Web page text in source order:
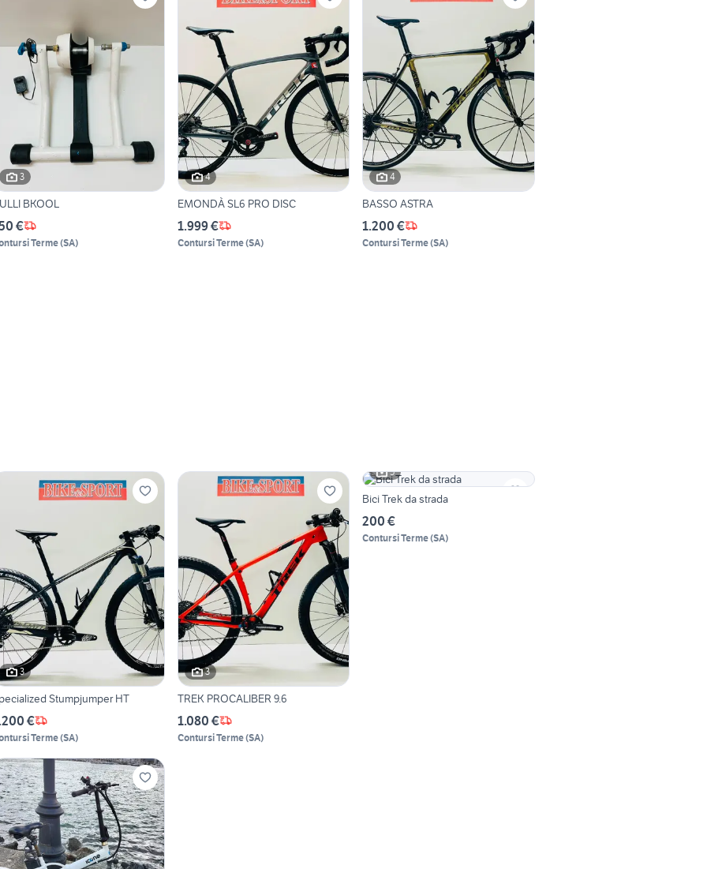
3
BKOOL
€
Terme(SA)
4
EMONDÀ SL6 PRO DISC
1.999 €
Contursi Terme(SA)
4
BASSO ASTRA
1.200 €
Contursi Terme(SA)
3
Stumpjumper HT
€
Terme(SA)
3
TREK PROCALIBER 9.6
1.080 €
Contursi Terme(SA)
5
Bici Trek da strada
200 €
Contursi Terme(SA)